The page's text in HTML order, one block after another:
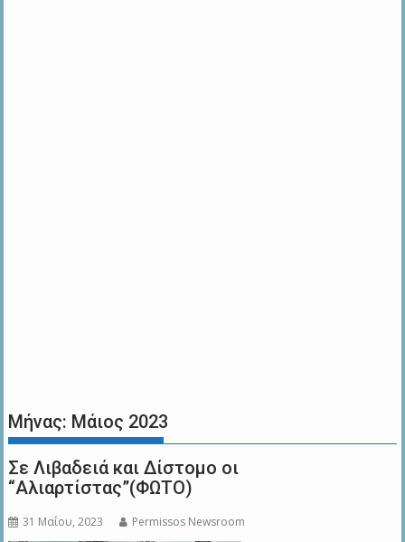
Μήνας: Μάιος 2023
Σε Λιβαδειά και Δίστομο οι
“Αλιαρτίστας”(ΦΩΤΟ)
31 Μαΐου, 2023 Permissos Newsroom